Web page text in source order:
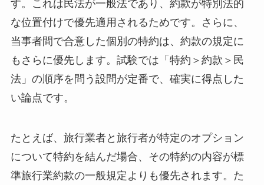
す。これは民法が一般法であり、約款が特別法的
な位置付けで優先適用されるためです。さらに、
当事者間で合意した個別の特約は、約款の規定に
もさらに優先します。試験では「特約＞約款＞民
法」の順序を問う設問が定番で、確実に得点した
い論点です。
たとえば、旅行業者と旅行者が特定のオプション
について特約を結んだ場合、その特約の内容が標
準旅行業約款の一般規定よりも優先されます。た